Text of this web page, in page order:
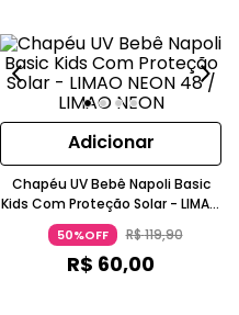
Adicionar
Chapéu UV Bebê Napoli Basic
Kids Com Proteção Solar - LIMAO
NEON
50%OFF R$119,90
R$ 60,00